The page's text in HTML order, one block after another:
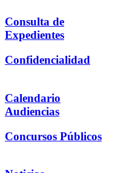
Consulta de
Expedientes
Confidencialidad
Calendario
Audiencias
Concursos Públicos